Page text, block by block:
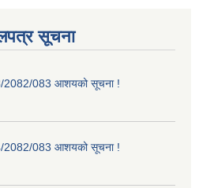
सूचना
2082/083 आशयको सूचना !
2082/083 आशयको सूचना !